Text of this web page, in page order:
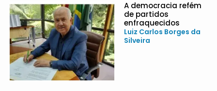
A democracia refém
de partidos
enfraquecidos
Luiz Carlos Borges da
Silveira